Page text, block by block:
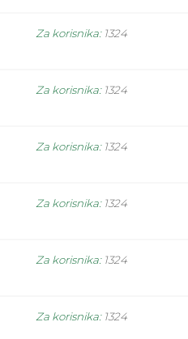
Za korisnika: 1324
Za korisnika: 1324
Za korisnika: 1324
Za korisnika: 1324
Za korisnika: 1324
Za korisnika: 1324